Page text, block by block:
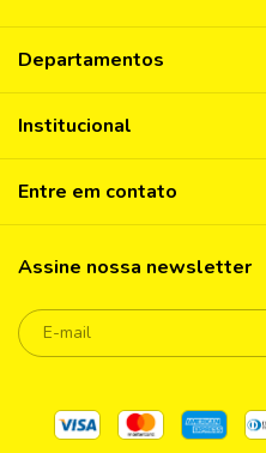
Departamentos
Institucional
Entre em contato
Assine nossa newsletter